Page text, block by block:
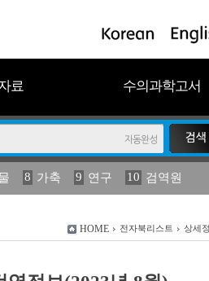
료 수의과학고서
8 가축 9 연구 10 검역원
18 2023 19 농림수산
HOME 전자북리스트 상세